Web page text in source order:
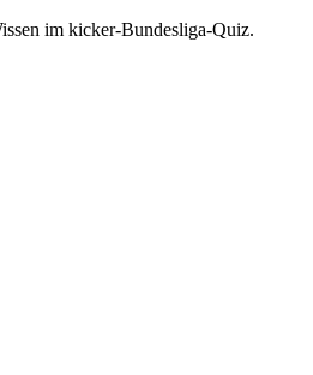
im kicker-Bundesliga-Quiz.